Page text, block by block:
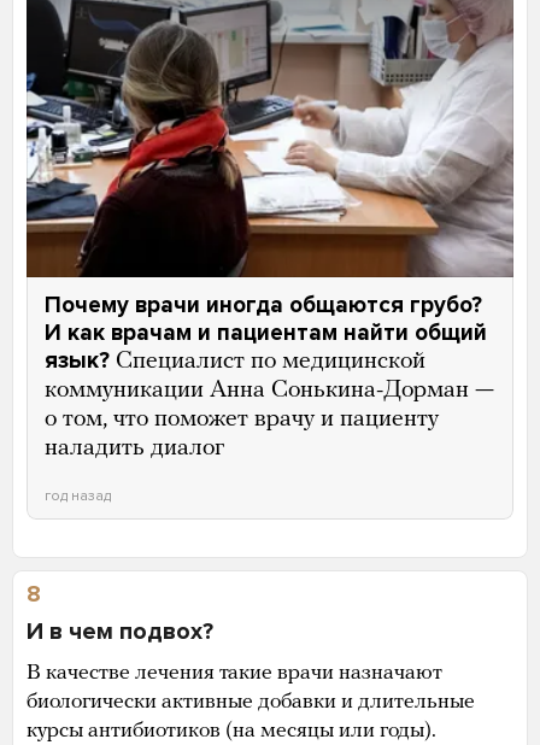
Почему врачи иногда общаются грубо?
И как врачам и пациентам найти общий
язык? Специалист по медицинской
коммуникации Анна Сонькина-Дорман —
о том, что поможет врачу и пациенту
наладить диалог
год назад
8
И в чем подвох?
В качестве лечения такие врачи назначают
биологически активные добавки и длительные
курсы антибиотиков (на месяцы или годы).